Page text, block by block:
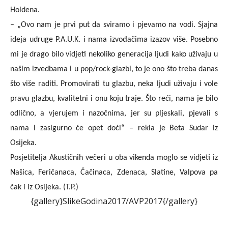
Holdena.
– „Ovo nam je prvi put da sviramo i pjevamo na vodi. Sjajna
ideja udruge P.A.U.K. i nama izvođačima izazov više. Posebno
mi je drago bilo vidjeti nekoliko generacija ljudi kako uživaju u
našim izvedbama i u pop/rock-glazbi, to je ono što treba danas
što više raditi. Promovirati tu glazbu, neka ljudi uživaju i vole
pravu glazbu, kvalitetni i onu koju traje. Što reći, nama je bilo
odlično, a vjerujem i nazočnima, jer su pljeskali, pjevali s
nama i zasigurno će opet doći“ – rekla je Beta Sudar iz
Osijeka.
Posjetitelja Akustičnih večeri u oba vikenda moglo se vidjeti iz
Našica, Feričanaca, Čačinaca, Zdenaca, Slatine, Valpova pa
čak i iz Osijeka. (T.P.)
{gallery}SlikeGodina2017/AVP2017{/gallery}